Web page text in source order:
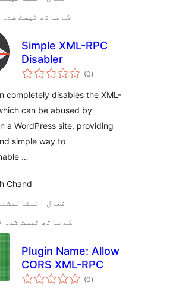
6.9.6 کے ساتھ ٹیسٹ شدہ
Simple XML-RPC
Disabler
(0مجموعی
درجہ
)
completely disables the XML-
can be abused by
a WordPress site, providing
simple way to
…
Chand
20+ فعال
5.7.16 کے ساتھ ٹیسٹ شدہ
Plugin Name: Allow
CORS XML-RPC
(0مجموعی
درجہ
)